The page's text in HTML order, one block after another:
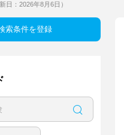
日：2026年8月6日）
索条件を登録